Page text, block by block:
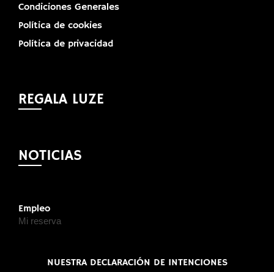
Condiciones Generales
Política de cookies
Política de privacidad
REGALA LUZE
NOTICIAS
Empleo
Mi reserva
NUESTRA DECLARACIÓN DE INTENCIONES